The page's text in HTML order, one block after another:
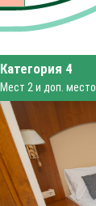
Категория 4
Мест 2 и доп. место